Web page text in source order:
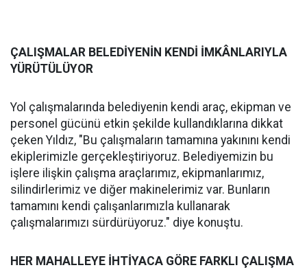
ÇALIŞMALAR BELEDİYENİN KENDİ İMKÂNLARIYLA
YÜRÜTÜLÜYOR
Yol çalışmalarında belediyenin kendi araç, ekipman ve
personel gücünü etkin şekilde kullandıklarına dikkat
çeken Yıldız, "Bu çalışmaların tamamına yakınını kendi
ekiplerimizle gerçekleştiriyoruz. Belediyemizin bu
işlere ilişkin çalışma araçlarımız, ekipmanlarımız,
silindirlerimiz ve diğer makinelerimiz var. Bunların
tamamını kendi çalışanlarımızla kullanarak
çalışmalarımızı sürdürüyoruz." diye konuştu.
HER MAHALLEYE İHTİYACA GÖRE FARKLI ÇALIŞMA